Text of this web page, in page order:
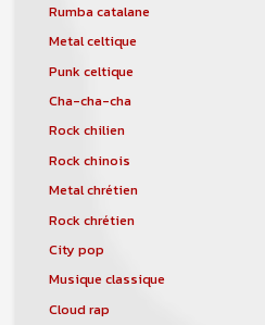
Rumba catalane
Metal celtique
Punk celtique
Cha-cha-cha
Rock chilien
Rock chinois
Metal chrétien
Rock chrétien
City pop
Musique classique
Cloud rap